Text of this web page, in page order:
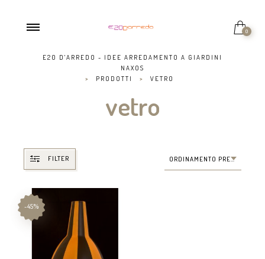
0
E20 D'ARREDO - IDEE ARREDAMENTO A GIARDINI
NAXOS
>
PRODOTTI > VETRO
vetro
FILTER ORDINAMENTO PREDEFINITO
-45%